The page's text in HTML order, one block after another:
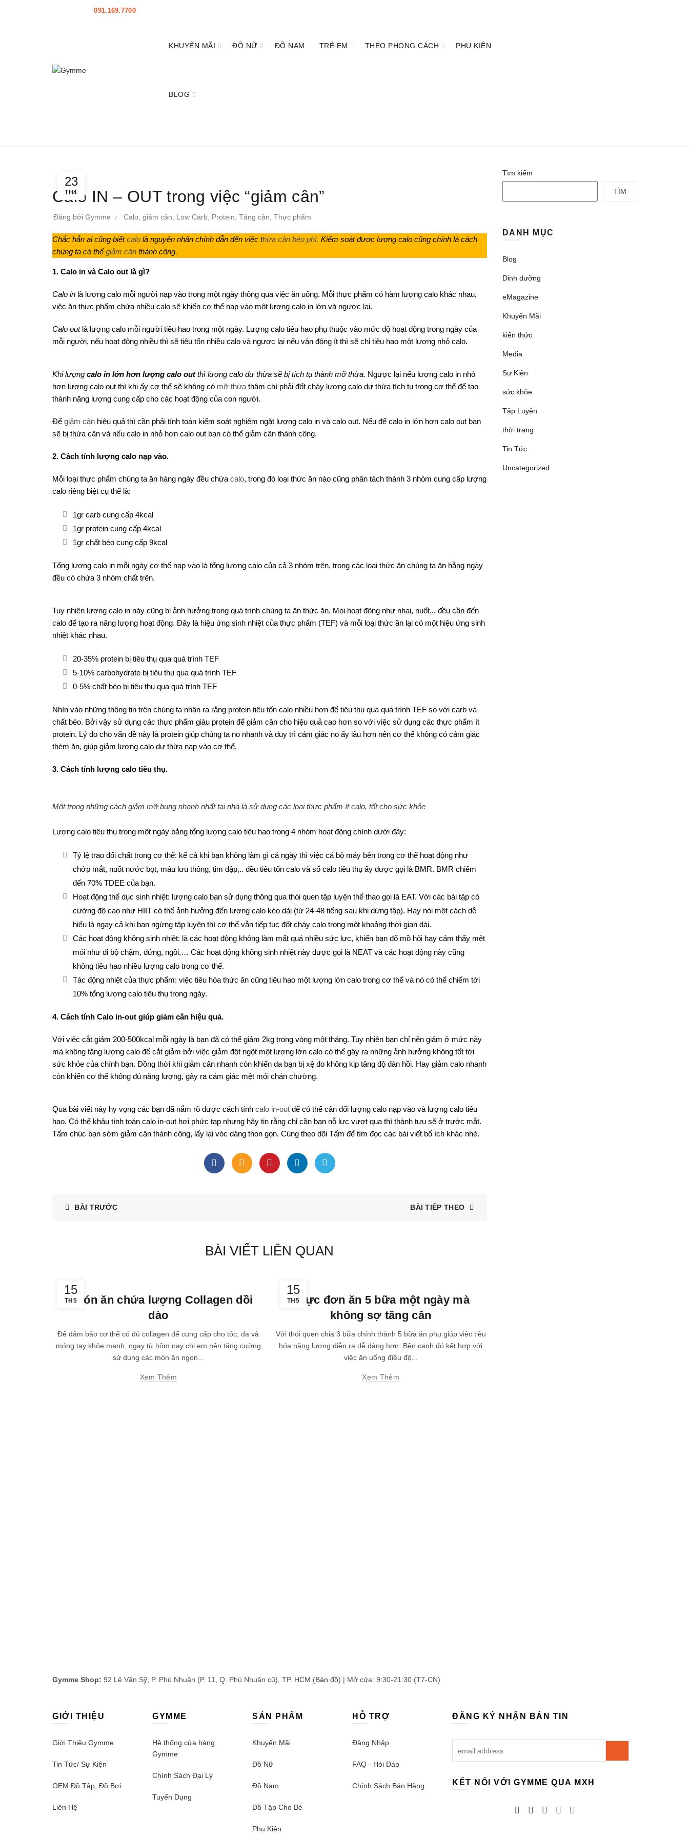
HOTLINE:091.169.7700|
KHUYẾN MÃI ĐỒ NỮ ĐỒ NAM TRẺ EM THEO PHONG CÁCH PHỤ KIỆN
BLOG
23
TH4
Calo IN – OUT trong việc “giảm cân”
Đăng bởi Gymme Calo giảm cân Low Carb Protein Tăng cân Thực phẩm
Chắc hẳn ai cũng biếtcalo là nguyên nhân chính dẫn đến việc thừa cân béo phì. Kiểm soát được lượng calo cũng chính là cách
chúng ta có thểgiảm cân thành công.
1. Calo in và Calo out là gì?
Calo in là lượng calo mỗi người nạp vào trong một ngày thông qua việc ăn uống. Mỗi thực phẩm có hàm lượng calo khác nhau,
việc ăn thực phẩm chứa nhiều calo sẽ khiến cơ thể nạp vào một lượng calo in lớn và ngược lại.
Calo outlà lượng calo mỗi người tiêu hao trong một ngày. Lượng calo tiêu hao phụ thuộc vào mức độ hoạt động trong ngày của
mỗi người, nếu hoạt động nhiều thì sẽ tiêu tốn nhiều calo và ngược lại nếu vận động ít thì sẽ chỉ tiêu hao một lượng nhỏ calo.
Khi lượng calo in lớn hơn lượng calo outthì lượng calo dư thừa sẽ bị tích tụ thành mỡ thừa. Ngược lại nếu lượng calo in nhỏ
hơn lượng calo out thì khi ấy cơ thể sẽ không có mỡ thừa thậm chí phải đốt cháy lượng calo dư thừa tích tụ trong cơ thể để tạo
thành năng lượng cung cấp cho các hoạt động của con người.
Để giảm cân hiệu quả thì cần phải tính toán kiểm soát nghiêm ngặt lượng calo in và calo out. Nếu để calo in lớn hơn calo out bạn
sẽ bị thừa cân và nếu calo in nhỏ hơn calo out bạn có thể giảm cân thành công.
2. Cách tính lượng calo nạp vào.
Mỗi loại thực phẩm chúng ta ăn hàng ngày đều chứa calo, trong đó loại thức ăn nào cũng phân tách thành 3 nhóm cung cấp lượng
calo riêng biệt cụ thể là:
1gr carb cung cấp 4kcal
1gr protein cung cấp 4kcal
1gr chất béo cung cấp 9kcal
Tổng lượng calo in mỗi ngày cơ thể nạp vào là tổng lượng calo của cả 3 nhóm trên, trong các loại thức ăn chúng ta ăn hằng ngày
đều có chứa 3 nhóm chất trên.
Tuy nhiên lượng calo in này cũng bị ảnh hưởng trong quá trình chúng ta ăn thức ăn. Mọi hoạt động như nhai, nuốt,.. đều cần đến
calo để tạo ra năng lượng hoạt động. Đây là hiệu ứng sinh nhiệt của thực phẩm (TEF) và mỗi loại thức ăn lại có một hiệu ứng sinh
nhiệt khác nhau.
20-35% protein bị tiêu thụ qua quá trình TEF
5-10% carbohydrate bị tiêu thụ qua quá trình TEF
0-5% chất béo bị tiêu thụ qua quá trình TEF
Nhìn vào những thông tin trên chúng ta nhận ra rằng protein tiêu tốn calo nhiều hơn để tiêu thụ qua quá trình TEF so với carb và
chất béo. Bởi vậy sử dụng các thực phẩm giàu protein để giảm cân cho hiệu quả cao hơn so với việc sử dụng các thực phẩm ít
protein. Lý do cho vấn đề này là protein giúp chúng ta no nhanh và duy trì cảm giác no ấy lâu hơn nên cơ thể không có cảm giác
thèm ăn, giúp giảm lượng calo dư thừa nạp vào cơ thể.
3. Cách tính lượng calo tiêu thụ.
Một trong những cách giảm mỡ bụng nhanh nhất tại nhà là sử dụng các loại thực phẩm ít calo, tốt cho sức khỏe
Lượng calo tiêu thụ trong một ngày bằng tổng lượng calo tiêu hao trong 4 nhóm hoạt động chính dưới đây:
Tỷ lệ trao đổi chất trong cơ thể: kể cả khi bạn không làm gì cả ngày thì việc cá bộ máy bên trong cơ thể hoạt động như
chớp mắt, nuốt nước bọt, máu lưu thông, tim đập,.. đều tiêu tốn calo và số calo tiêu thụ ấy được gọi là BMR. BMR chiếm
đến 70% TDEE của bạn.
Hoạt động thể dục sinh nhiệt: lượng calo bạn sử dụng thông qua thói quen tập luyện thể thao gọi là EAT. Với các bài tập có
cường độ cao như HIIT có thể ảnh hưởng đến lượng calo kéo dài (từ 24-48 tiếng sau khi dừng tập). Hay nói một cách dễ
hiểu là ngay cả khi bạn ngừng tập luyện thì cơ thể vẫn tiếp tục đốt cháy calo trong một khoảng thời gian dài.
Các hoạt động không sinh nhiệt: là các hoạt động không làm mất quá nhiều sức lực, khiến bạn đổ mồ hôi hay cảm thấy mệt
mỏi như đi bộ chậm, đứng, ngồi,… Các hoạt động không sinh nhiệt này được gọi là NEAT và các hoạt động này cũng
không tiêu hao nhiều lượng calo trong cơ thể.
Tác động nhiệt của thực phẩm: việc tiêu hóa thức ăn cũng tiêu hao một lượng lớn calo trong cơ thể và nó có thể chiếm tới
10% tổng lượng calo tiêu thụ trong ngày.
4. Cách tính Calo in-out giúp giảm cân hiệu quả.
Với việc cắt giảm 200-500kcal mỗi ngày là bạn đã có thể giảm 2kg trong vòng một tháng. Tuy nhiên bạn chỉ nên giảm ở mức này
mà không tăng lượng calo để cắt giảm bởi việc giảm đột ngột một lượng lớn calo có thể gây ra những ảnh hưởng không tốt tới
sức khỏe của chính bạn. Đồng thời khi giảm cân nhanh còn khiến da bạn bị xệ do không kịp tăng độ đàn hồi. Hay giảm calo nhanh
còn khiến cơ thể không đủ năng lượng, gây ra cảm giác mệt mỏi chán chường.
Qua bài viết này hy vọng các bạn đã nắm rõ được cách tính calo in-out để có thể cân đối lượng calo nạp vào và lượng calo tiêu
hao. Có thể khâu tính toán calo in-out hơi phức tạp nhưng hãy tin rằng chỉ cần bạn nỗ lực vượt qua thì thành tựu sẽ ở trước mắt.
Tấm chúc bạn sớm giảm cân thành công, lấy lại vóc dáng thon gọn. Cùng theo dõi Tấm để tìm đọc các bài viết bổ ích khác nhé.
BÀI TRƯỚC BÀI TIẾP THEO
BÀI VIẾT LIÊN QUAN
15
TH5
9 món ăn chứa lượng Collagen dồi
dào
Để đảm bảo cơ thể có đủ collagen để cung cấp cho tóc, da và
móng tay khỏe mạnh, ngay từ hôm nay chị em nên tăng cường
sử dụng các món ăn ngon...
Xem Thêm
15
TH5
Thực đơn ăn 5 bữa một ngày mà
không sợ tăng cân
Với thói quen chia 3 bữa chính thành 5 bữa ăn phụ giúp việc tiêu
hóa năng lượng diễn ra dễ dàng hơn. Bên cạnh đó kết hợp với
việc ăn uống điều độ...
Xem Thêm
Tìm kiếm
TÌM
DANH MỤC
Blog
Dinh dưỡng
eMagazine
Khuyến Mãi
kiến thức
Media
Sự Kiện
sức khỏe
Tập Luyện
thời trang
Tin Tức
Uncategorized
Gymme Shop: 92 Lê Văn Sỹ, P. Phú Nhuận (P. 11, Q. Phú Nhuận cũ), TP. HCM (Bản đồ) | Mở cửa: 9:30-21:30 (T7-CN)
GIỚI THIỆU
Giới Thiệu Gymme
Tin Tức/ Sự Kiện
OEM Đồ Tập, Đồ Bơi
Liên Hệ
GYMME
Hệ thống cửa hàng
Gymme
Chính Sách Đại Lý
Tuyển Dụng
SẢN PHẨM
Khuyến Mãi
Đồ Nữ
Đồ Nam
Đồ Tập Cho Bé
Phụ Kiện
HỖ TRỢ
Đăng Nhập
FAQ - Hỏi Đáp
Chính Sách Bán Hàng
ĐĂNG KÝ NHẬN BẢN TIN
KẾT NỐI VỚI GYMME QUA MXH